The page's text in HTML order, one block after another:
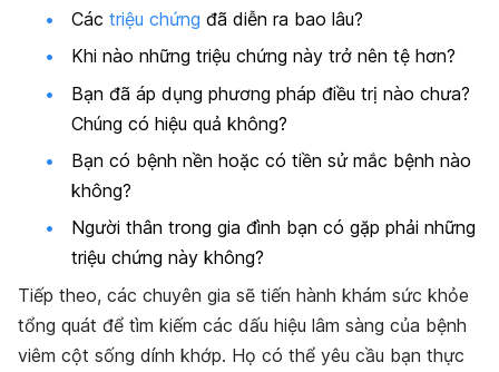
Các triệu chứng đã diễn ra bao lâu?
Khi nào những triệu chứng này trở nên tệ hơn?
Bạn đã áp dụng phương pháp điều trị nào chưa?
Chúng có hiệu quả không?
Bạn có bệnh nền hoặc có tiền sử mắc bệnh nào
không?
Người thân trong gia đình bạn có gặp phải những
triệu chứng này không?
Tiếp theo, các chuyên gia sẽ tiến hành khám sức khỏe
tổng quát để tìm kiếm các dấu hiệu lâm sàng của bệnh
viêm cột sống dính khớp. Họ có thể yêu cầu bạn thực